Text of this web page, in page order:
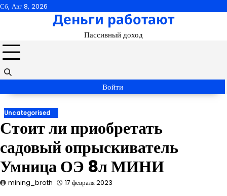
Перейти
Сб, Авг 8, 2026
Деньги работают
Пассивный доход
Войти
Uncategorised
Стоит ли приобретать
садовый опрыскиватель
Умница ОЭ 8л МИНИ
mining_broth 17 февраля 2023